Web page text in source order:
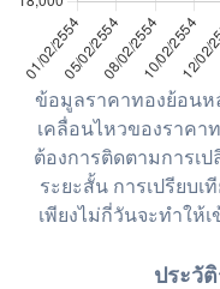
ข้อมูลราคาทองย้อนห
เคลื่อนไหวของราคา
ต้องการติดตามการเ
ระยะสั้น การเปรียบ
เพียงไม่กี่วันจะทำให้
ประวั